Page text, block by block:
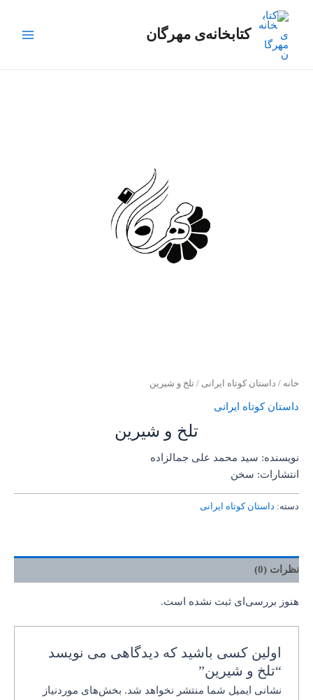
کتابخانه‌ی مهرگان
Menu
خانه / داستان کوتاه ایرانی / تلخ و شیرین
داستان کوتاه ایرانی
تلخ و شیرین
نویسنده: سید محمد علی جمالزاده
انتشارات: سخن
دسته: داستان کوتاه ایرانی
نظرات (0)
هنوز بررسی‌ای ثبت نشده است.
اولین کسی باشید که دیدگاهی می نویسد
“تلخ و شیرین”
نشانی ایمیل شما منتشر نخواهد شد. بخش‌های موردنیاز